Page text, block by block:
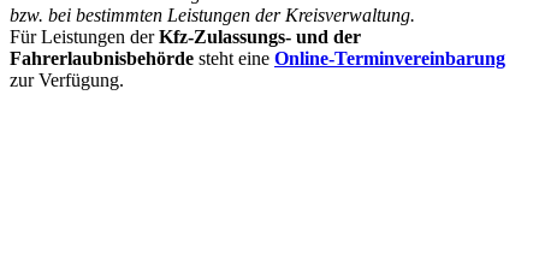
bzw. bei bestimmten Leistungen der Kreisverwaltung.
Für Leistungen derKfz-Zulassungs- und der
Fahrerlaubnisbehörde steht eine Online-Terminvereinbarung
zur Verfügung.